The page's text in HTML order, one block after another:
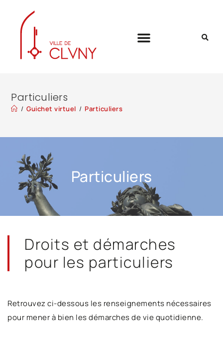
Particuliers
/ Guichet virtuel / Particuliers
Particuliers
Droits et démarches
pour les particuliers
Retrouvez ci-dessous les renseignements nécessaires
pour mener à bien les démarches de vie quotidienne.